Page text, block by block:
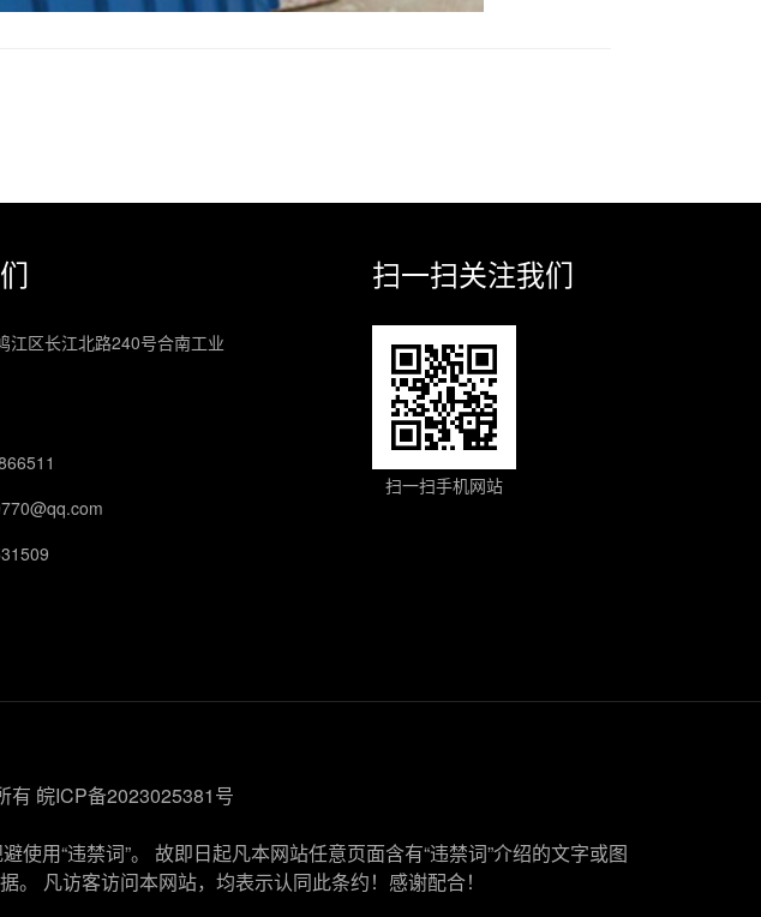
江区长江北路240号合南工业
扫一扫关注我们
扫一扫手机网站
有 皖ICP备2023025381号
用“违禁词”。 故即日起凡本网站任意页面含有“违禁词”介绍的文字或图
凡访客访问本网站，均表示认同此条约！感谢配合！